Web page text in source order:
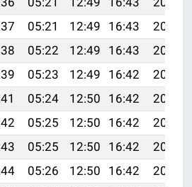
05:21 12:49 16:43
20:07
05:22 12:49 16:43
20:07
05:23 12:49 16:42
20:06
05:24 12:50 16:42
20:05
05:25 12:50 16:42
20:05
05:25 12:50 16:42
20:04
05:26 12:50 16:42
20:03